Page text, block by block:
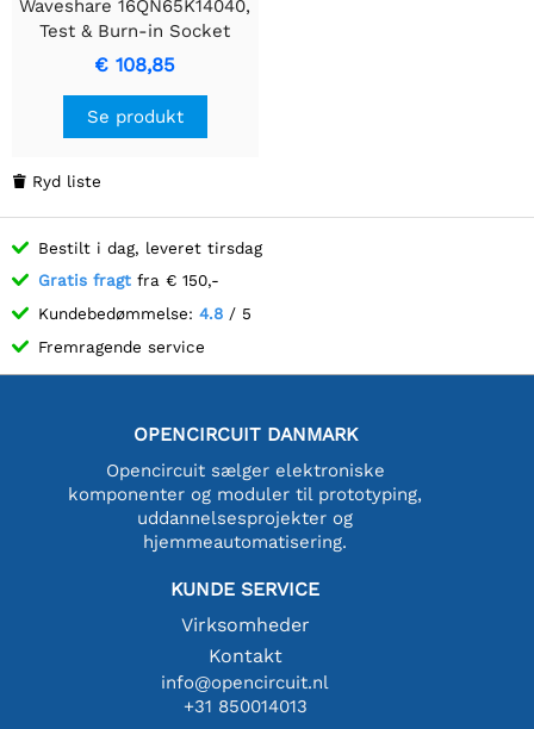
Waveshare 16QN65K14040,
Test & Burn-in Socket
€ 108,85
Se produkt
 Ryd liste
Bestilt i dag, leveret tirsdag
Gratis fragt fra € 150,-
Kundebedømmelse: 4.8 / 5
Fremragende service
OPENCIRCUIT DANMARK
Opencircuit sælger elektroniske
komponenter og moduler til prototyping,
uddannelsesprojekter og
hjemmeautomatisering.
KUNDE SERVICE
Virksomheder
Kontakt
info@opencircuit.nl
+31 850014013